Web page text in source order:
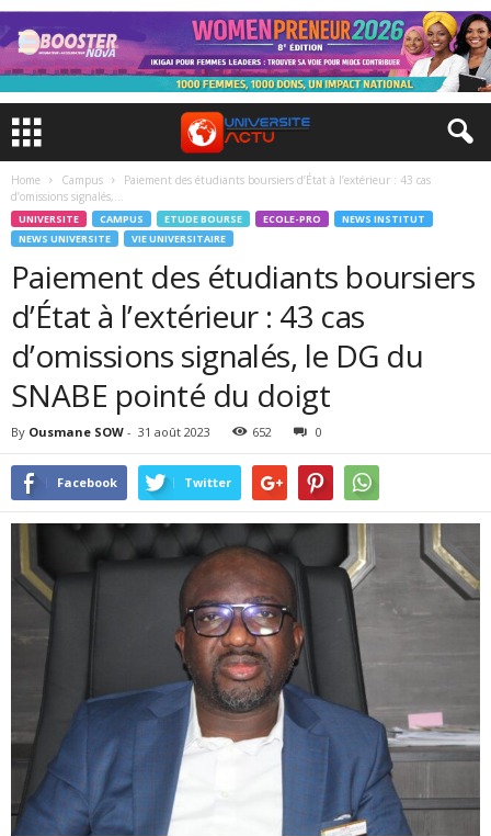
Home Campus
Paiement des étudiants boursiers d’État à l’extérieur : 43 cas
d’omissions signalés,...
UNIVERSITE CAMPUS ETUDE BOURSE ECOLE-PRO
NEWS INSTITUT
NEWS UNIVERSITE
VIE UNIVERSITAIRE
Paiement des étudiants boursiers
d’État à l’extérieur : 43 cas
d’omissions signalés, le DG du
SNABE pointé du doigt
By Ousmane SOW - 31 août 2023 652 0
Facebook Twitter